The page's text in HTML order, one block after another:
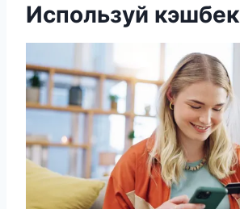
Используй кэшбек